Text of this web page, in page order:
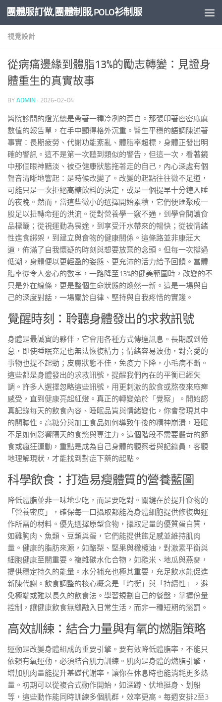
Skip to content
團體服訂做,團體制服,POLO衫制服
視覺設計
從病痛邊緣到體脂13%的勵志轉變：見證身
體重生的真實故事
BY ADMIN · 2026-02-04
醫院診間的燈光總是帶著一種冷冽的蒼白。那張印著密密麻麻
數值的報告單，在手中顯得格外沉重。醫生平穩的語調陳述著
事實：長期疲勞、代謝功能紊亂、體脂率超標，身體正發出明
確的警訊。這不是第一次聽到類似的警告，但這一次，看著鏡
中那個眼神黯淡、被亞健康狀態拖著走的自己，內心深處有個
聲音清晰地響起：是時候改變了。改變的起點往往微不足道，
可能只是一次拒絕高糖飲料的決定，或是一個提早十分鐘入睡
的夜晚。然而，當這些微小的選擇開始累積，它們便匯聚成一
股足以扭轉命運的洪流。從對營養學一竅不通，到學會閱讀食
品標籤；從視運動為畏途，到享受汗水帶來的暢快；從被情緒
性進食綁架，到建立與食物的健康關係。這條路並非康莊大
道，佈滿了自我懷疑的時刻與想要放棄的念頭。但每一次撐過
低潮，身體便以更輕盈的姿態、更充沛的活力給予回饋。當體
脂率從令人憂心的數字，一路降至13%的健美範圍時，改變的不
只是外在線條，更是整個生命狀態的煥然一新。這是一場與自
己的深度對話，一場關於自律、堅持與自我疼惜的實踐。
覺醒時刻：聆聽身體發出的求救訊號
身體是最誠實的夥伴，它會用各種方式傳達訊息。長期感到倦
怠，即使睡眠充足也無法恢復精力；情緒容易波動，對喜愛的
事物也提不起勁；皮膚狀態不佳，免疫力下降，小毛病不斷。
這些都是身體發出的求救訊號，提醒我們內在的平衡已經失
調。許多人選擇忽略這些訊號，用更刺激的飲食或熬夜來麻痺
感受，直到健康亮起紅燈。真正的轉變始於「覺察」。開始認
真記錄每天的飲食內容、睡眠品質與情緒變化，你會發現其中
的關聯性。高糖分與加工食品如何導致午後的精神崩潰，睡眠
不足如何影響隔天的食慾與專注力。這個階段不需要嚴苛的節
食或瘋狂運動，重點是成為自己身體的觀察者與記錄員，客觀
地理解現狀，才能找到對症下藥的起點。
科學飲食：打造易瘦體質的營養藍圖
降低體脂並非一味地少吃，而是要吃對。關鍵在於提升食物的
「營養密度」，確保每一口攝取都能為身體細胞提供修復與運
作所需的材料。優先選擇原型食物，攝取足量的優質蛋白質，
如雞胸肉、魚類、豆類與蛋，它們能提供飽足感並維持肌肉
量。健康的脂肪來源，如酪梨、堅果與橄欖油，對激素平衡與
細胞健康至關重要。複雜碳水化合物，如糙米、地瓜與燕麥，
提供穩定持久的能量。水分補充也極其重要，充足飲水能促進
新陳代謝。飲食調整的核心概念是「均衡」與「持續性」，避
免極端或難以長久的飲食法。學習規劃自己的餐盤，掌握份量
控制，讓健康飲食無縫融入日常生活，而非一種短期的懲罰。
高效訓練：結合力量與有氧的燃脂策略
運動是改變身體組成的重要引擎。要有效降低體脂率，不能只
依賴有氧運動，必須結合肌力訓練。肌肉是身體的燃脂引擎，
增加肌肉量能提升基礎代謝率，讓你在休息時也能消耗更多熱
量。初期可以從複合式動作開始，如深蹲、伏地挺身、划船
等，這些動作能同時訓練多個肌群，效率更高。每週安排2至3